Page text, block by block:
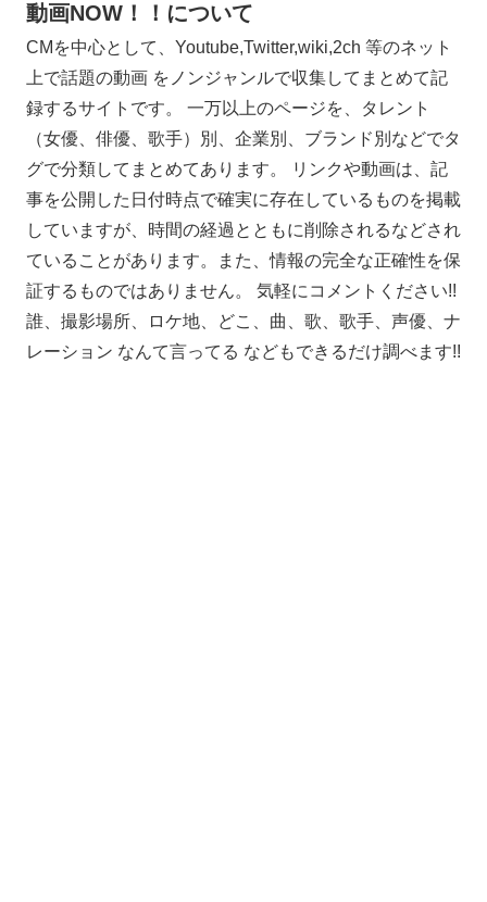
動画NOW！！について
CMを中心として、Youtube,Twitter,wiki,2ch 等のネット
上で話題の動画 をノンジャンルで収集してまとめて記
録するサイトです。 一万以上のページを、タレント
（女優、俳優、歌手）別、企業別、ブランド別などでタ
グで分類してまとめてあります。 リンクや動画は、記
事を公開した日付時点で確実に存在しているものを掲載
していますが、時間の経過とともに削除されるなどされ
ていることがあります。また、情報の完全な正確性を保
証するものではありません。 気軽にコメントください!!
誰、撮影場所、ロケ地、どこ、曲、歌、歌手、声優、ナ
レーション なんて言ってる などもできるだけ調べます!!